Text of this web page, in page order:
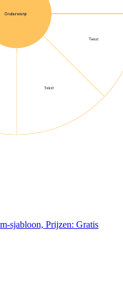
sjabloon, Prijzen: Gratis